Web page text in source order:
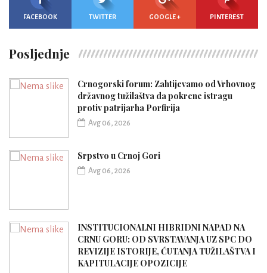
FACEBOOK TWITTER GOOGLE + PINTEREST
Posljednje
Crnogorski forum: Zahtijevamo od Vrhovnog
državnog tužilaštva da pokrene istragu
protiv patrijarha Porfirija
Avg 06, 2026
Srpstvo u Crnoj Gori
Avg 06, 2026
INSTITUCIONALNI HIBRIDNI NAPAD NA
CRNU GORU: OD SVRSTAVANJA UZ SPC DO
REVIZIJE ISTORIJE, ĆUTANJA TUŽILAŠTVA I
KAPITULACIJE OPOZICIJE